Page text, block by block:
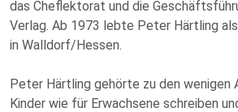
das Cheflektorat und die
Verlag. Ab 1973 lebte Peter Härtling
in Walldorf/Hessen.
Peter Härtling gehörte zu den wenigen
Kinder wie für Erwachsene schreiben